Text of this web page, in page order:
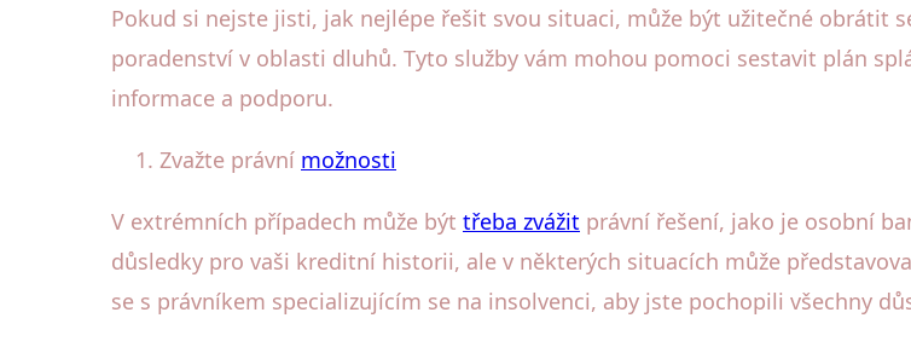
Pokud si nejste jisti, jak nejlépe řešit svou situaci, může být užitečné obrátit
poradenství v oblasti dluhů. Tyto služby vám mohou pomoci sestavit plán
informace a podporu.
Zvažte právní možnosti
V extrémních případech může být třeba zvážit právní řešení, jako je osobní
důsledky pro vaši kreditní historii, ale v některých situacích může
se s právníkem specializujícím se na insolvenci, aby jste pochopili všechny